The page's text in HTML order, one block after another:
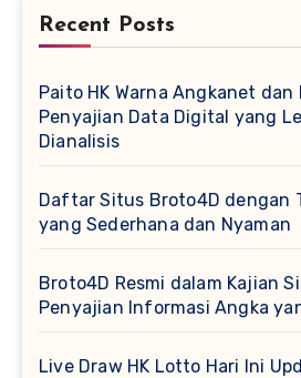
Recent Posts
Paito HK Warna Angkanet dan
Penyajian Data Digital yang
Dianalisis
Daftar Situs Broto4D dengan
yang Sederhana dan Nyaman
Broto4D Resmi dalam Kajian
Penyajian Informasi Angka
Live Draw HK Lotto Hari Ini